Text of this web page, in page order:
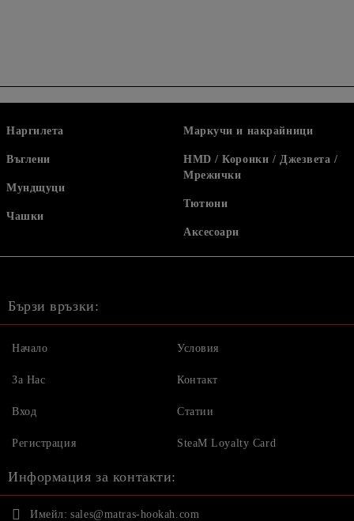
Наргилета
Въглени
Мундщуци
Чашки
Маркучи и накрайници
HMD / Коронки / Джезвета /
Мрежички
Тютюни
Аксесоари
Бързи връзки:
Начало
За Нас
Вход
Регистрация
Условия
Контакт
Статии
SteaM Loyalty Card
Информация за контакти:
Имейл: sales@matras-hookah.com